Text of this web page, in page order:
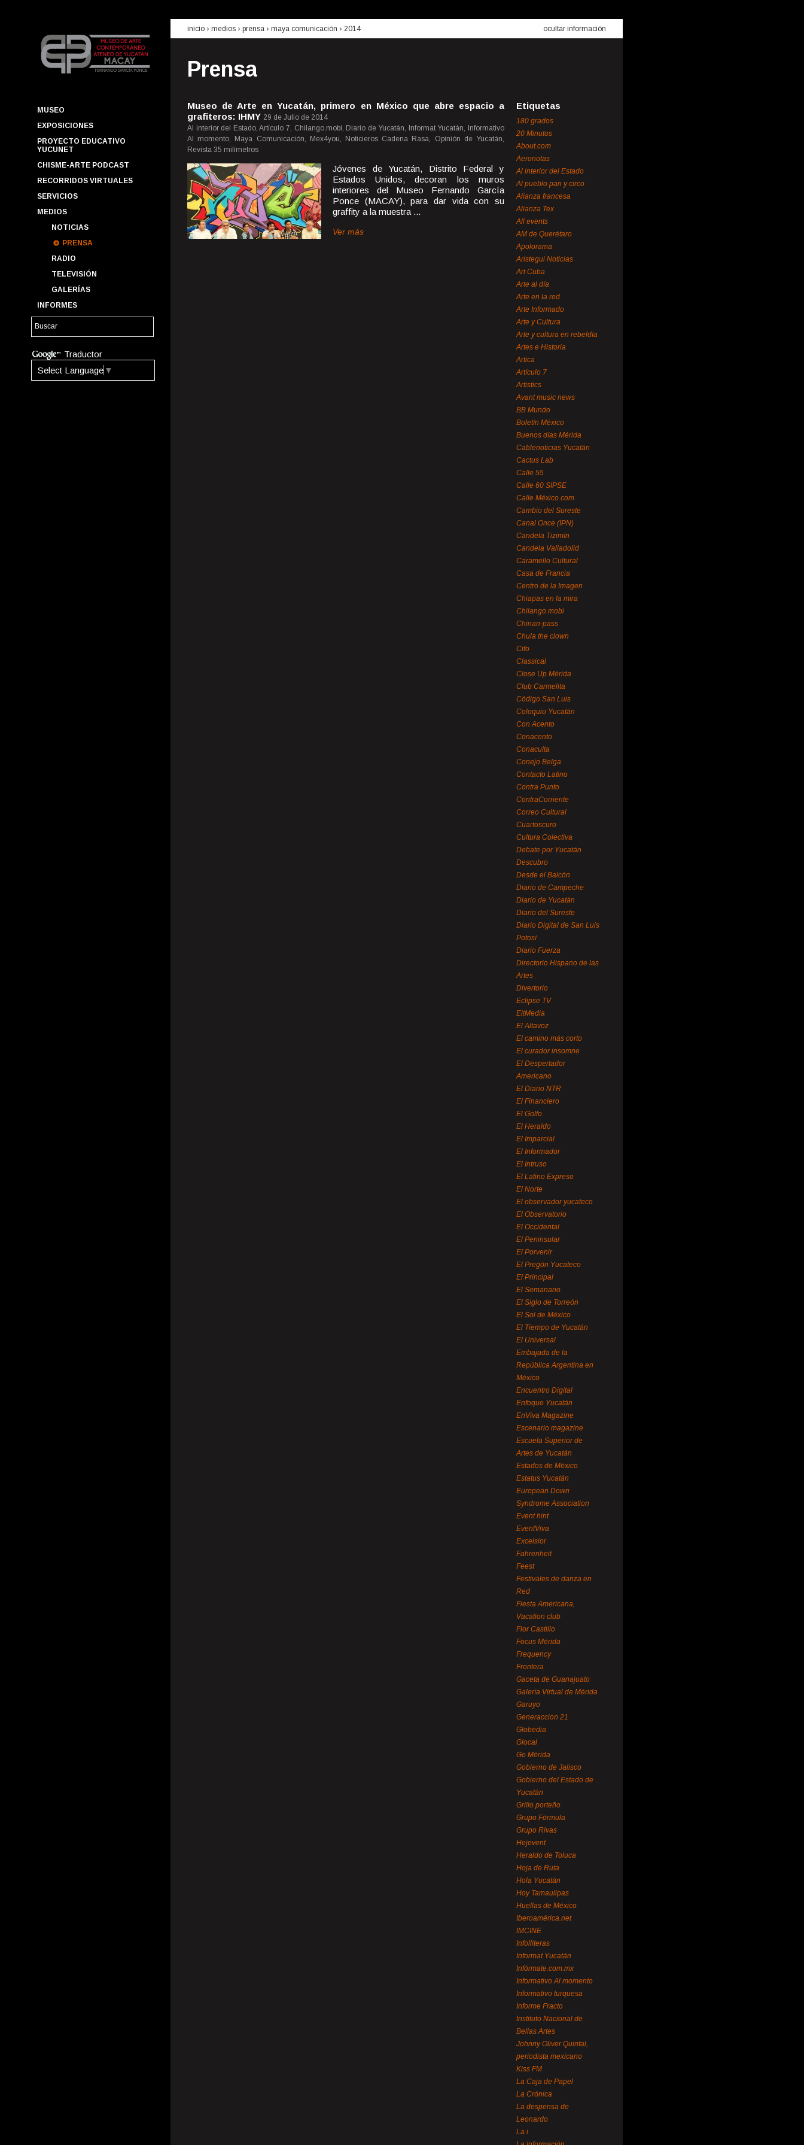
MUSEO
EXPOSICIONES
PROYECTO EDUCATIVO
YUCUNET
CHISME-ARTE PODCAST
RECORRIDOS VIRTUALES
SERVICIOS
MEDIOS
NOTICIAS
PRENSA
RADIO
TELEVISIÓN
GALERÍAS
INFORMES
Traductor
Select Language ▼
inicio › medios › prensa › maya comunicación › 2014 ocultar información
Prensa
Museo de Arte en Yucatán, primero en México que abre espacio a
grafiteros: IHMY 29 de Julio de 2014
Al interior del Estado, Artículo 7, Chilango.mobi, Diario de Yucatán, Informat Yucatán, Informativo
Al momento, Maya Comunicación, Mex4you, Noticieros Cadena Rasa, Opinión de Yucatán,
Revista 35 milímetros
Jóvenes de Yucatán, Distrito Federal y
Estados Unidos, decoran los muros
interiores del Museo Fernando García
Ponce (MACAY), para dar vida con su
graffity a la muestra ...
Ver más
Etiquetas
180 grados
20 Minutos
About.com
Aeronotas
Al interior del Estado
Al pueblo pan y circo
Alianza francesa
Alianza Tex
All events
AM de Querétaro
Apolorama
Aristegui Noticias
Art Cuba
Arte al día
Arte en la red
Arte Informado
Arte y Cultura
Arte y cultura en rebeldía
Artes e Historia
Artica
Artículo 7
Artistics
Avant music news
BB Mundo
Boletín México
Buenos días Mérida
Cablenoticias Yucatán
Cactus Lab
Calle 55
Calle 60 SIPSE
Calle México.com
Cambio del Sureste
Canal Once (IPN)
Candela Tizimín
Candela Valladolid
Caramello Cultural
Casa de Francia
Centro de la Imagen
Chiapas en la mira
Chilango.mobi
Chinan-pass
Chula the clown
Cifo
Classical
Close Up Mérida
Club Carmelita
Código San Luis
Coloquio Yucatán
Con Acento
Conacento
Conaculta
Conejo Belga
Contacto Latino
Contra Punto
ContraCorriente
Correo Cultural
Cuartoscuro
Cultura Colectiva
Debate por Yucatán
Descubro
Desde el Balcón
Diario de Campeche
Diario de Yucatán
Diario del Sureste
Diario Digital de San Luis
Potosí
Diario Fuerza
Directorio Hispano de las
Artes
Divertorio
Eclipse TV
EitMedia
El Altavoz
El camino más corto
El curador insomne
El Despertador
Americano
El Diario NTR
El Financiero
El Golfo
El Heraldo
El Imparcial
El Informador
El Intruso
El Latino Expreso
El Norte
El observador yucateco
El Observatorio
El Occidental
El Peninsular
El Porvenir
El Pregón Yucateco
El Principal
El Semanario
El Siglo de Torreón
El Sol de México
El Tiempo de Yucatán
El Universal
Embajada de la
República Argentina en
México
Encuentro Digital
Enfoque Yucatán
EnViva Magazine
Escenario magazine
Escuela Superior de
Artes de Yucatán
Estados de México
Estatus Yucatán
European Down
Syndrome Association
Event hint
EventViva
Excelsior
Fahrenheit
Feest
Festivales de danza en
Red
Fiesta Americana,
Vacation club
Flor Castillo
Focus Mérida
Frequency
Frontera
Gaceta de Guanajuato
Galería Virtual de Mérida
Garuyo
Generaccion 21
Globedia
Glocal
Go Mérida
Gobierno de Jalisco
Gobierno del Estado de
Yucatán
Grillo porteño
Grupo Fórmula
Grupo Rivas
Hejevent
Heraldo de Toluca
Hoja de Ruta
Hola Yucatán
Hoy Tamaulipas
Huellas de México
Iberoamérica.net
IMCINE
Infolliteras
Informat Yucatán
Infórmate.com.mx
Informativo Al momento
Informativo turquesa
Informe Fracto
Instituto Nacional de
Bellas Artes
Johnny Oliver Quintal,
periodista mexicano
Kiss FM
La Caja de Papel
La Crónica
La despensa de
Leonardo
La i